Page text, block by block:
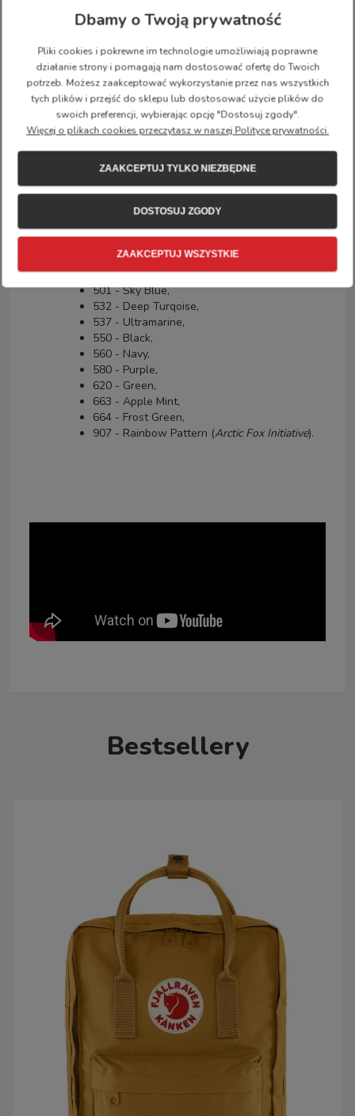
długość: 9,5 cm,
szerokość: 2 cm,
Produkowane wersje kolorystyczne:
046 - Super Grey,
135 - Kantarell,
141 - Warm Yellow,
166 - Acorn,
199 - Sunstone Orange,
206 - Spicy Orange,
319 - Peach pink,
326 - Ox Red,
334 - True Red,
424 - Blackberry,
457 - Pastel Lavender,
501 - Sky Blue,
532 - Deep Turqoise,
537 - Ultramarine,
550 - Black,
560 - Navy,
580 - Purple,
620 - Green,
663 - Apple Mint,
664 - Frost Green,
907 - Rainbow Pattern (Arctic Fox Initiative).
Bestsellery
Dbamy o Twoją prywatność
Pliki cookies i pokrewne im technologie umożliwiają poprawne
działanie strony i pomagają nam dostosować ofertę do Twoich
potrzeb. Możesz zaakceptować wykorzystanie przez nas wszystkich
tych plików i przejść do sklepu lub dostosować użycie plików do
swoich preferencji, wybierając opcję "Dostosuj zgody".
Więcej o plikach cookies przeczytasz w naszej Polityce prywatności.
ZAAKCEPTUJ TYLKO NIEZBĘDNE
DOSTOSUJ ZGODY
ZAAKCEPTUJ WSZYSTKIE